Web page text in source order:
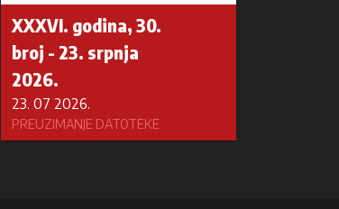
XXXVI. godina, 30.
broj - 23. srpnja
2026.
23. 07 2026.
PREUZIMANJE DATOTEKE